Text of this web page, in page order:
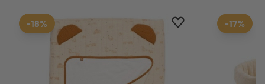
Ajouter aux favoris
Supprimer des
-18% -17%